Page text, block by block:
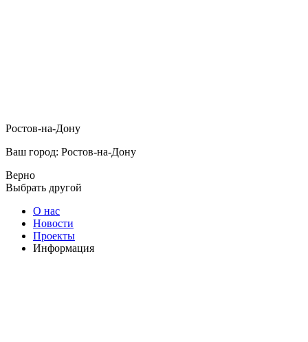
Ростов-на-Дону
Ваш город: Ростов-на-Дону
Верно
Выбрать другой
О нас
Новости
Проекты
Информация